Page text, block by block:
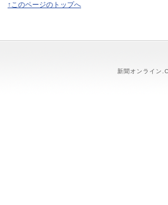
↑このページのトップへ
新聞オンライン